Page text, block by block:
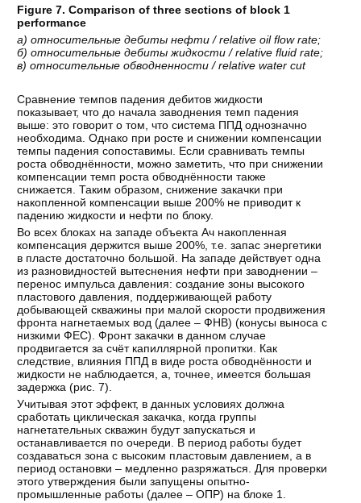
Figure 7. Comparison of three sections of block 1
performance
а)относительные дебиты нефти/ relative oil flow rate;
б)относительные дебиты жидкости/ relative fluid rate;
в)относительные обводненности/ relative water cut
Сравнение темпов падения дебитов жидкости
показывает, что до начала заводнения темп падения
выше: это говорит о том, что система ППД однозначно
необходима. Однако при росте и снижении компенсации
темпы падения сопоставимы. Если сравнивать темпы
роста обводнённости, можно заметить, что при снижении
компенсации темп роста обводнённости также
снижается. Таким образом, снижение закачки при
накопленной компенсации выше 200% не приводит к
падению жидкости и нефти по блоку.
Во всех блоках на западе объекта Ач накопленная
компенсация держится выше 200%, т.е. запас энергетики
в пласте достаточно большой. На западе действует одна
из разновидностей вытеснения нефти при заводнении –
перенос импульса давления: создание зоны высокого
пластового давления, поддерживающей работу
добывающей скважины при малой скорости продвижения
фронта нагнетаемых вод (далее – ФНВ) (конусы выноса с
низкими ФЕС). Фронт закачки в данном случае
продвигается за счёт капиллярной пропитки. Как
следствие, влияния ППД в виде роста обводнённости и
жидкости не наблюдается, а, точнее, имеется большая
задержка (рис. 7).
Учитывая этот эффект, в данных условиях должна
сработать циклическая закачка, когда группы
нагнетательных скважин будут запускаться и
останавливается по очереди. В период работы будет
создаваться зона с высоким пластовым давлением, а в
период остановки – медленно разряжаться. Для проверки
этого утверждения были запущены опытно-
промышленные работы (далее – ОПР) на блоке 1.